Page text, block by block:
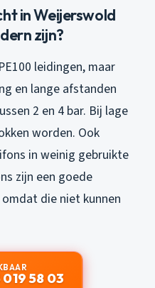
in Weijerswold
zijn?
leidingen, maar
en lange afstanden
2 en 4 bar. Bij lage
worden. Ook
in weinig gebruikte
zijn een goede
die niet kunnen
019 58 03